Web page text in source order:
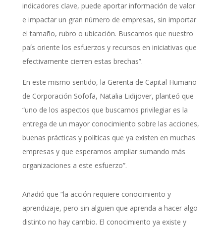
indicadores clave, puede aportar información de valor
e impactar un gran número de empresas, sin importar
el tamaño, rubro o ubicación. Buscamos que nuestro
país oriente los esfuerzos y recursos en iniciativas que
efectivamente cierren estas brechas”.
En este mismo sentido, la Gerenta de Capital Humano
de Corporación Sofofa, Natalia Lidijover, planteó que
“uno de los aspectos que buscamos privilegiar es la
entrega de un mayor conocimiento sobre las acciones,
buenas prácticas y políticas que ya existen en muchas
empresas y que esperamos ampliar sumando más
organizaciones a este esfuerzo”.
Añadió que “la acción requiere conocimiento y
aprendizaje, pero sin alguien que aprenda a hacer algo
distinto no hay cambio. El conocimiento ya existe y